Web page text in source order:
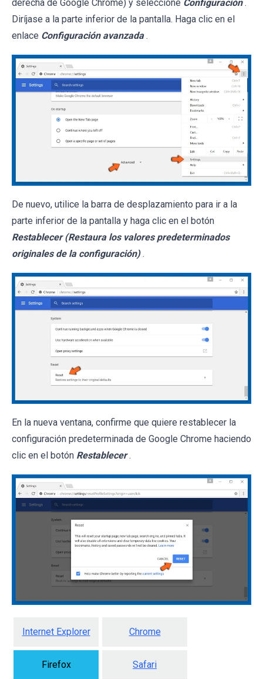
derecha de Google Chrome) y seleccione Configuración .
Diríjase a la parte inferior de la pantalla. Haga clic en el
enlace Configuración avanzada .
De nuevo, utilice la barra de desplazamiento para ir a la
parte inferior de la pantalla y haga clic en el botón
Restablecer (Restaura los valores predeterminados
originales de la configuración) .
En la nueva ventana, confirme que quiere restablecer la
configuración predeterminada de Google Chrome haciendo
clic en el botón Restablecer .
Internet Explorer Chrome
Firefox Safari